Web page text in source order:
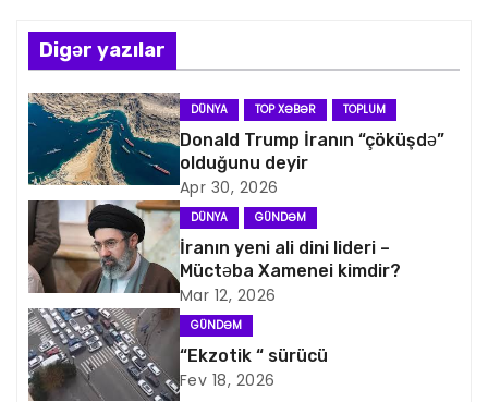
n
a
v
i
q
a
s
i
Digər yazılar
DÜNYA TOP XƏBƏR TOPLUM
Donald Trump İranın “çöküşdə”
olduğunu deyir
Apr 30, 2026
DÜNYA GÜNDƏM
İranın yeni ali dini lideri –
Müctəba Xamenei kimdir?
Mar 12, 2026
GÜNDƏM
“Ekzotik “ sürücü
Fev 18, 2026